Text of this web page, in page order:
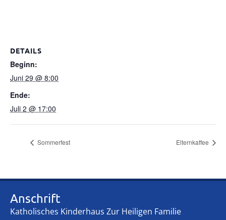
DETAILS
Beginn:
Juni 29 @ 8:00
Ende:
Juli 2 @ 17:00
Sommerfest Elternkaffee
Anschrift
Katholisches Kinderhaus Zur Heiligen Familie